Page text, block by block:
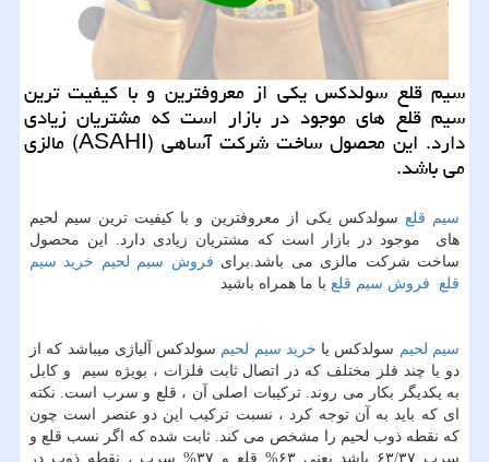
سیم قلع سولدكس یكی از معروفترین و با كیفیت ترین
سیم قلع های موجود در بازار است كه مشتریان زیادی
دارد. این محصول ساخت شركت آساهی (ASAHI) مالزی
می باشد.
سیم قلع سولدکس یكی از معروفترین و با كیفیت ترین سیم لحیم
های موجود در بازار است كه مشتریان زیادی دارد. این محصول
ساخت شركت مالزی می باشد.برای فروش سیم لحیم
خرید سیم
قلع
فروش سیم قلع با ما همراه باشید
سیم لحیم سولدکس یا خرید سیم لحیم سولدکس آلیاژی میباشد که از
دو یا چند فلز مختلف که در اتصال ثابت فلزات ، بویژه سیم و کابل
به یکدیگر بکار می روند. ترکیبات اصلی آن ، قلع و سرب است. نکته
ای که باید به آن توجه کرد ، نسبت ترکیب این دو عنصر است چون
که نقطه ذوب لحیم را مشخص می کند. ثابت شده که اگر نسب قلع و
سرب ۶۳/۳۷ باشد یعنی ۶۳% قلع و ۳۷% سرب ، نقطه ذوب در